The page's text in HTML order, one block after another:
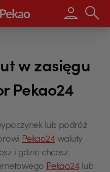
Wpisz
w zasięgu
Pekao24
lub podróż
Pekao24waluty
i gdzie chcesz.
Pekao24lub